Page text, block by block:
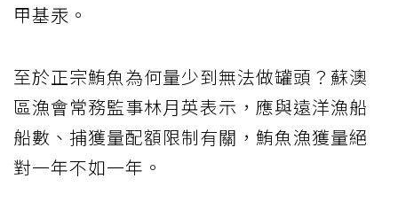
甲基汞。
至於正宗鮪魚為何量少到無法做罐頭？蘇澳
區漁會常務監事林月英表示，應與遠洋漁船
船數、捕獲量配額限制有關，鮪魚漁獲量絕
對一年不如一年。